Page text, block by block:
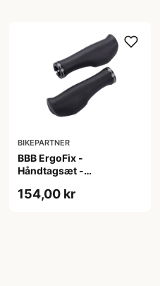
BIKEPARTNER
BBB ErgoFix -
Håndtagsæt -
Sort
154,00 kr